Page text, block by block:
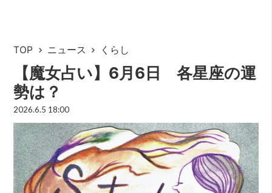
TOP ニュース くらし
【魔女占い】6月6日 各星座の運
勢は？
2026.6.5 18:00